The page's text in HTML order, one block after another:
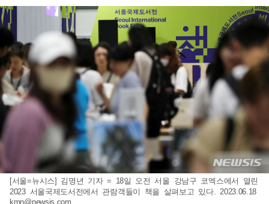
[서울=뉴시스] 김명년 기자 = 18일 오전 서울 강남구 코엑스에서 열린
2023 서울국제도서전에서 관람객들이 책을 살펴보고 있다. 2023.06.18
kmn@newsis.com